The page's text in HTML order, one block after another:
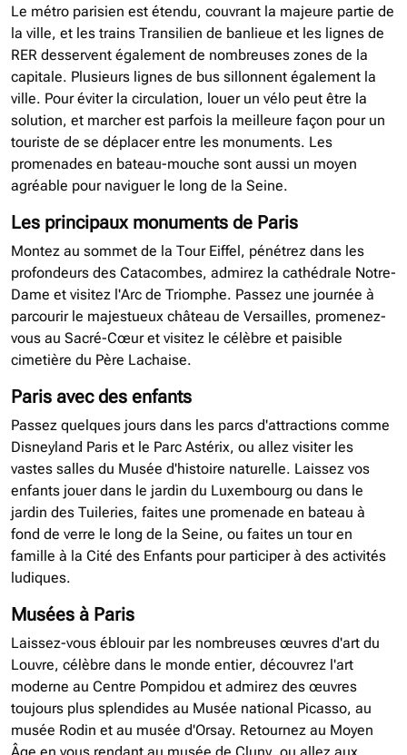
Le métro parisien est étendu, couvrant la majeure partie de
la ville, et les trains Transilien de banlieue et les lignes de
RER desservent également de nombreuses zones de la
capitale. Plusieurs lignes de bus sillonnent également la
ville. Pour éviter la circulation, louer un vélo peut être la
solution, et marcher est parfois la meilleure façon pour un
touriste de se déplacer entre les monuments. Les
promenades en bateau-mouche sont aussi un moyen
agréable pour naviguer le long de la Seine.
Les principaux monuments de Paris
Montez au sommet de la Tour Eiffel, pénétrez dans les
profondeurs des Catacombes, admirez la cathédrale Notre-
Dame et visitez l'Arc de Triomphe. Passez une journée à
parcourir le majestueux château de Versailles, promenez-
vous au Sacré-Cœur et visitez le célèbre et paisible
cimetière du Père Lachaise.
Paris avec des enfants
Passez quelques jours dans les parcs d'attractions comme
Disneyland Paris et le Parc Astérix, ou allez visiter les
vastes salles du Musée d'histoire naturelle. Laissez vos
enfants jouer dans le jardin du Luxembourg ou dans le
jardin des Tuileries, faites une promenade en bateau à
fond de verre le long de la Seine, ou faites un tour en
famille à la Cité des Enfants pour participer à des activités
ludiques.
Musées à Paris
Laissez-vous éblouir par les nombreuses œuvres d'art du
Louvre, célèbre dans le monde entier, découvrez l'art
moderne au Centre Pompidou et admirez des œuvres
toujours plus splendides au Musée national Picasso, au
musée Rodin et au musée d'Orsay. Retournez au Moyen